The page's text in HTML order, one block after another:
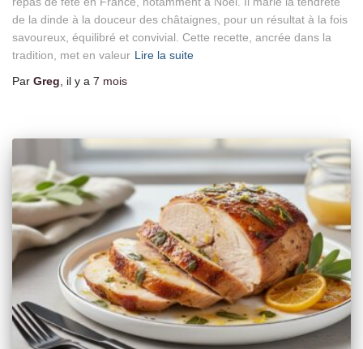
de la dinde à la douceur des châtaignes, pour un résultat à la fois
savoureux, équilibré et convivial. Cette recette, ancrée dans la
tradition, met en valeur Lire la suite
Par Greg, il y a 7 mois